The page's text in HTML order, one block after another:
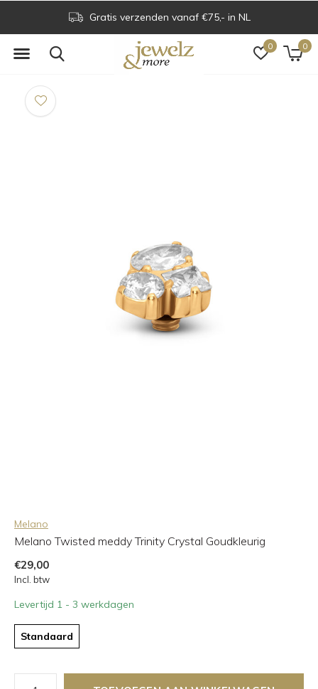
0 0
Gratis verzenden vanaf €75,- in NL
Melano
Melano Twisted meddy Trinity Crystal Goudkleurig
€29,00
Incl. btw
Levertijd 1 - 3 werkdagen
Standaard